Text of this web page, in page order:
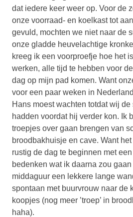
dat iedere keer weer op. Voor de
onze voorraad- en koelkast tot
gevuld, mochten we niet naar de
onze gladde heuvelachtige
kreeg ik een voorproefje hoe het
werken, alle tijd te hebben voor
dag op mijn pad komen. Want
voor een paar weken in
Hans moest wachten totdat wij
hadden voordat hij verder kon. Ik
troepjes over gaan brengen van
broodbakhuisje en cave. Want
rustig de dag te beginnen met
bedenken wat ik daarna zou
middaguur een lekkere lange
spontaan met buurvrouw naar de
koopjes (nog meer ’troep’ in
haha).